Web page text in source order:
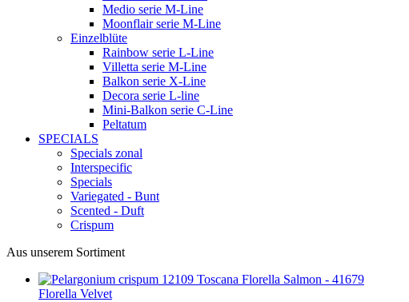
Medio serie M-Line
Moonflair serie M-Line
Einzelblüte
Rainbow serie L-Line
Villetta serie M-Line
Balkon serie X-Line
Decora serie L-line
Mini-Balkon serie C-Line
Peltatum
SPECIALS
Specials zonal
Interspecific
Specials
Variegated - Bunt
Scented - Duft
Crispum
Aus unserem Sortiment
Florella Velvet